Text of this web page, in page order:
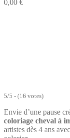
0,00 €
5/5 - (16 votes)
Envie d’une pause
coloriage cheval à
artistes dès 4 ans